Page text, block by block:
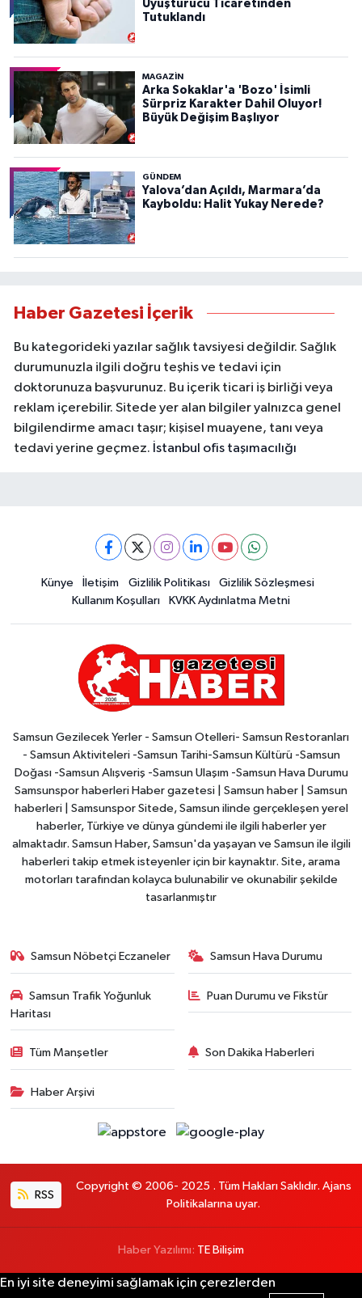
Uyuşturucu Ticaretinden
Tutuklandı
MAGAZİN
Arka Sokaklar'a 'Bozo' İsimli
Sürpriz Karakter Dahil Oluyor!
Büyük Değişim Başlıyor
GÜNDEM
Yalova’dan Açıldı, Marmara’da
Kayboldu: Halit Yukay Nerede?
Haber Gazetesi İçerik
Bu kategorideki yazılar sağlık tavsiyesi değildir. Sağlık
durumunuzla ilgili doğru teşhis ve tedavi için
doktorunuza başvurunuz. Bu içerik ticari iş birliği veya
reklam içerebilir. Sitede yer alan bilgiler yalnızca genel
bilgilendirme amacı taşır; kişisel muayene, tanı veya
tedavi yerine geçmez. İstanbul ofis taşımacılığı
Künye İletişim Gizlilik Politikası
Gizlilik Sözleşmesi
Kullanım Koşulları
KVKK Aydınlatma Metni
Samsun Gezilecek Yerler - Samsun Otelleri- Samsun Restoranları
- Samsun Aktiviteleri -Samsun Tarihi-Samsun Kültürü -Samsun
Doğası -Samsun Alışveriş -Samsun Ulaşım -Samsun Hava Durumu
Samsunspor haberleri Haber gazetesi | Samsun haber | Samsun
haberleri | Samsunspor Sitede, Samsun ilinde gerçekleşen yerel
haberler, Türkiye ve dünya gündemi ile ilgili haberler yer
almaktadır. Samsun Haber, Samsun'da yaşayan ve Samsun ile ilgili
haberleri takip etmek isteyenler için bir kaynaktır. Site, arama
motorları tarafından kolayca bulunabilir ve okunabilir şekilde
tasarlanmıştır
Samsun Nöbetçi Eczaneler Samsun Hava Durumu
Samsun Trafik Yoğunluk
Haritası
Puan Durumu ve Fikstür
Tüm Manşetler Son Dakika Haberleri
Haber Arşivi
RSS
Copyright © 2006- 2025 . Tüm Hakları Saklıdır. Ajans
Politikalarına uyar.
Haber Yazılımı: TE Bilişim
En iyi site deneyimi sağlamak için çerezlerden